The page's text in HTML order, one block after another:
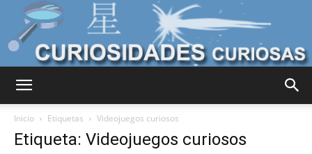
Inicio Etiquetas Videojuegos curiosos
Etiqueta: Videojuegos curiosos